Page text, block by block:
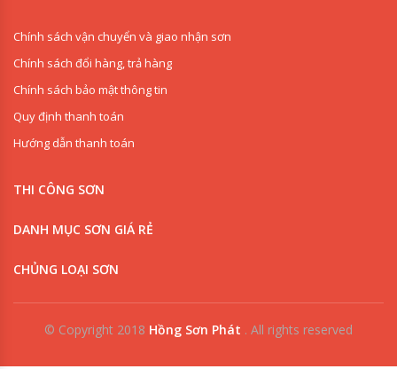
Chính sách vận chuyển và giao nhận sơn
Chính sách đổi hàng, trả hàng
Chính sách bảo mật thông tin
Quy định thanh toán
Hướng dẫn thanh toán
THI CÔNG SƠN
DANH MỤC SƠN GIÁ RẺ
CHỦNG LOẠI SƠN
© Copyright 2018 Hồng Sơn Phát . All rights reserved